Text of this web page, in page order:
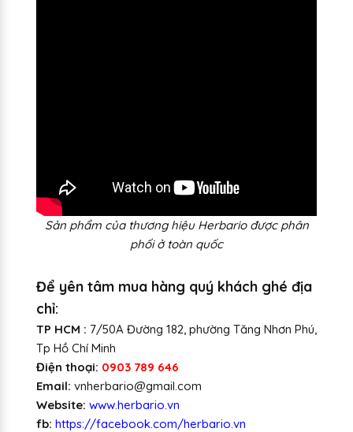
Sản phẩm của thương hiệu Herbario được phân
phối ở toàn quốc
Để yên tâm mua hàng quý khách ghé địa
chỉ:
TP HCM : 7/50A Đường 182, phường Tăng Nhơn Phú,
Tp Hồ Chí Minh
Điện thoại: 0903 789 646
Email: vnherbario@gmail.com
Website: www.herbario.vn
fb: https://facebook.com/herbario.vn